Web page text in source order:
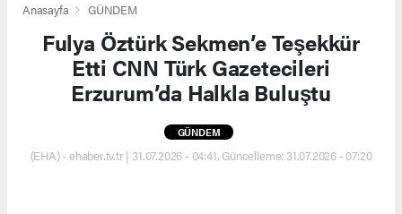
Anasayfa GÜNDEM
Fulya Öztürk Sekmen’e Teşekkür
Etti CNN Türk Gazetecileri
Erzurum’da Halkla Buluştu
GÜNDEM
(EHA) - ehaber.tv.tr | 31.07.2026 - 04:41, Güncelleme: 31.07.2026 - 07:20